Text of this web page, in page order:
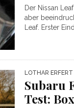
Der Nissan
aber
Leaf. Erster
LOTHAR ERFERT
Subaru
Test: